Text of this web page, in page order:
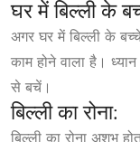
घर में बिल्ली के
अगर घर में बिल्ली के
काम होने वाला है।
से बचें।
बिल्ली का रोना:
बिल्ली का रोना अशुभ